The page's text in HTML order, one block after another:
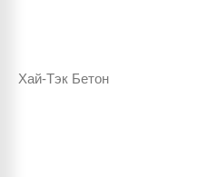
Хай-Тэк Бетон